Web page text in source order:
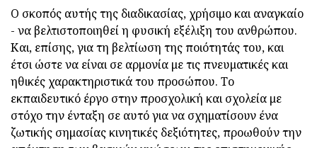
Ο σκοπός αυτής της διαδικασίας, χρήσιμο και αναγκαίο
- να βελτιστοποιηθεί η φυσική εξέλιξη του ανθρώπου.
Και, επίσης, για τη βελτίωση της ποιότητάς του, και
έτσι ώστε να είναι σε αρμονία με τις πνευματικές και
ηθικές χαρακτηριστικά του προσώπου. Το
εκπαιδευτικό έργο στην προσχολική και σχολεία με
στόχο την ένταξη σε αυτό για να σχηματίσουν ένα
ζωτικής σημασίας κινητικές δεξιότητες, προωθούν την